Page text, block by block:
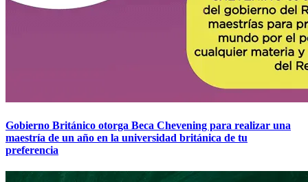
Gobierno Británico otorga Beca Chevening para realizar una
maestría de un año en la universidad británica de tu
preferencia